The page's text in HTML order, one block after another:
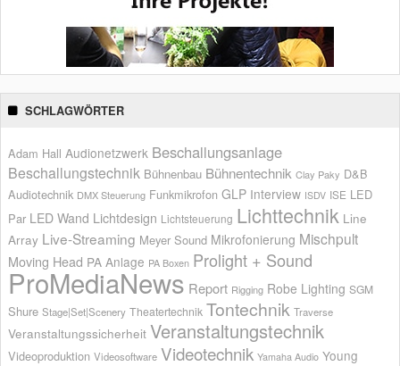
SCHLAGWÖRTER
Adam Hall Audionetzwerk Beschallungsanlage
Beschallungstechnik Bühnenbau Bühnentechnik Clay Paky D&B
Audiotechnik DMX Steuerung Funkmikrofon GLP Interview ISDV ISE LED
Par LED Wand Lichtdesign Lichtsteuerung Lichttechnik Line
Array Live-Streaming Meyer Sound Mikrofonierung Mischpult
Moving Head PA Anlage PA Boxen Prolight + Sound
ProMediaNews Report Rigging Robe Lighting SGM
Shure Stage|Set|Scenery Theatertechnik Tontechnik Traverse
Veranstaltungssicherheit Veranstaltungstechnik
Videoproduktion Videosoftware Videotechnik Yamaha Audio Young